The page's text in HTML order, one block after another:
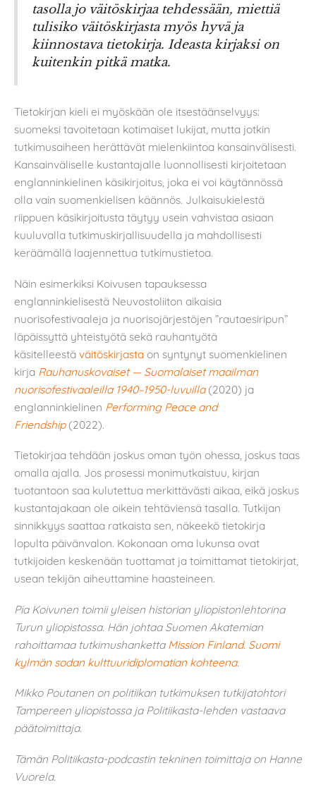
tasolla jo väitöskirjaa tehdessään, miettiä
tulisiko väitöskirjasta myös hyvä ja
kiinnostava tietokirja. Ideasta kirjaksi on
kuitenkin pitkä matka.
Tietokirjan kieli ei myöskään ole itsestäänselvyys:
suomeksi tavoitetaan kotimaiset lukijat, mutta jotkin
tutkimusaiheen herättävät mielenkiintoa kansainvälisesti.
Kansainväliselle kustantajalle luonnollisesti kirjoitetaan
englanninkielinen käsikirjoitus, joka ei voi käytännössä
olla vain suomenkielisen käännös. Julkaisukielestä
riippuen käsikirjoitusta täytyy usein vahvistaa asiaan
kuuluvalla tutkimuskirjallisuudella ja mahdollisesti
keräämällä laajennettua tutkimustietoa.
Näin esimerkiksi Koivusen tapauksessa
englanninkielisestä Neuvostoliiton aikaisia
nuorisofestivaaleja ja nuorisojärjestöjen ”rautaesiripun”
läpäissyttä yhteistyötä sekä rauhantyötä
käsitelleestä väitöskirjasta on syntynyt suomenkielinen
kirja Rauhanuskovaiset — Suomalaiset maailman
nuorisofestivaaleilla 1940–1950-luvuilla(2020) ja
englanninkielinen Performing Peace and
Friendship(2022).
Tietokirjaa tehdään joskus oman työn ohessa, joskus taas
omalla ajalla. Jos prosessi monimutkaistuu, kirjan
tuotantoon saa kulutettua merkittävästi aikaa, eikä joskus
kustantajakaan ole oikein tehtäviensä tasalla. Tutkijan
sinnikkyys saattaa ratkaista sen, näkeekö tietokirja
lopulta päivänvalon. Kokonaan oma lukunsa ovat
tutkijoiden keskenään tuottamat ja toimittamat tietokirjat,
usean tekijän aiheuttamine haasteineen.
Pia Koivunen toimii yleisen historian yliopistonlehtorina
Turun yliopistossa. Hän johtaa Suomen Akatemian
rahoittamaa tutkimushanketta Mission Finland. Suomi
kylmän sodan kulttuuridiplomatian kohteena.
Mikko Poutanen on politiikan tutkimuksen tutkijatohtori
Tampereen yliopistossa ja Politiikasta-lehden vastaava
päätoimittaja.
Tämän Politiikasta-podcastin tekninen toimittaja on Hanne
Vuorela.